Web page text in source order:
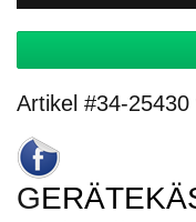
Artikel #34-
GERÄTEKÄSTEN, BOXEN, usw.